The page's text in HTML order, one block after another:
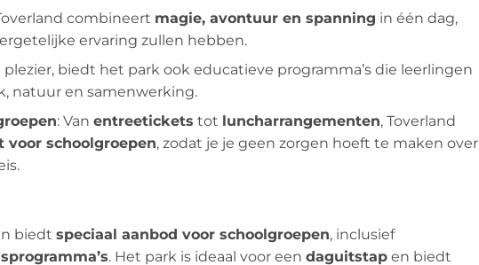
combineert magie, avontuur en spanning in één dag,
ervaring zullen hebben.
plezier, biedt het park ook educatieve programma’s die leerlingen
natuur en samenwerking.
: Van entreetickets tot luncharrangementen, Toverland
schoolgroepen, zodat je je geen zorgen hoeft te maken over
biedt speciaal aanbod voor schoolgroepen, inclusief
. Het park is ideaal voor een daguitstap en biedt